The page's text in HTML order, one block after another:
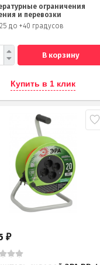
ограничения
и перевозки
до +40 градусов
В корзину
Купить в 1 клик
₽